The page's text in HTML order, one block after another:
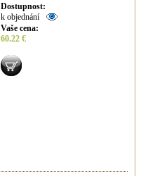
Dostupnost:
k objednání
Vaše cena:
60.22 €